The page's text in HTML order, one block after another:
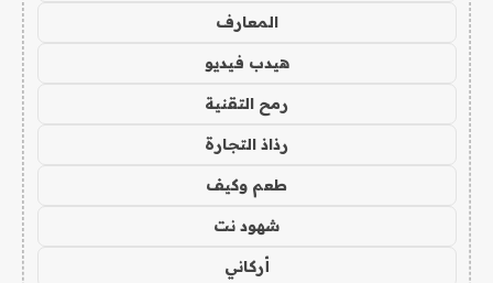
المعارف
هيدب فيديو
رمح التقنية
رذاذ التجارة
طعم وكيف
شهود نت
أركاني